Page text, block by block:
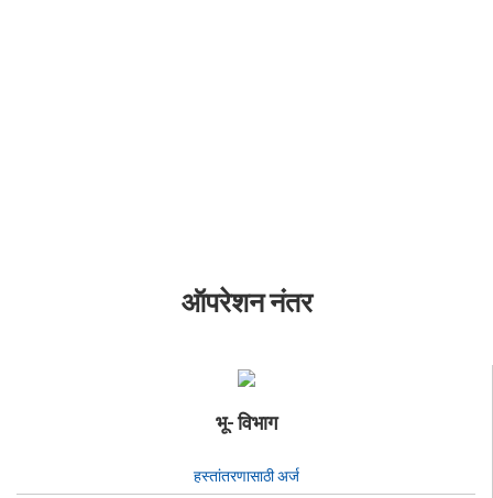
ऑपरेशन नंतर
भू- विभाग
हस्तांतरणासाठी अर्ज